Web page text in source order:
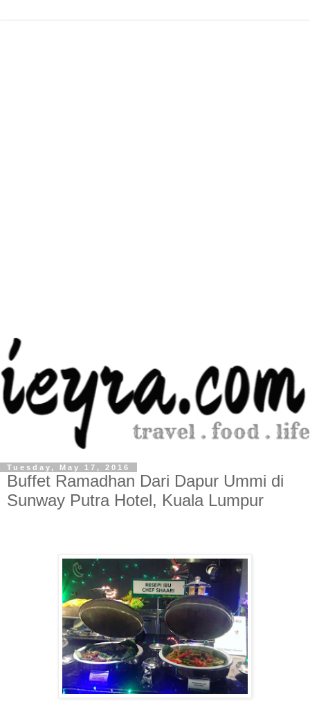
Tuesday, May 17, 2016
Buffet Ramadhan Dari Dapur Ummi di
Sunway Putra Hotel, Kuala Lumpur